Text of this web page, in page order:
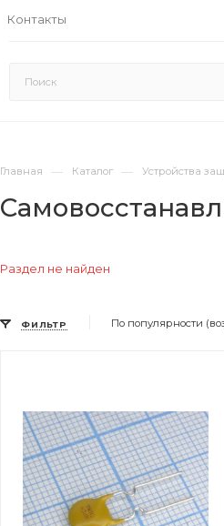
Контакты
Главная — Каталог — Устройства
Раздел не найден
ФИЛЬТР По популярности